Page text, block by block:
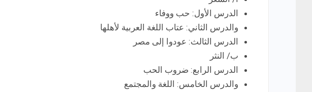
الدرس الأول: حب ووفاء
والدرس الثاني: عتاب اللغة العربية لأهلها
الدرس الثالث: عودوا إلى مصر
ب/ النثر
الدرس الرابع: ضروب الحب
والدرس الخامس: اللغة والمجتمع